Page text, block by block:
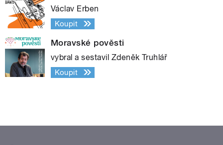
Václav Erben
Koupit
Moravské pověsti
vybral a sestavil Zdeněk Truhlář
Koupit